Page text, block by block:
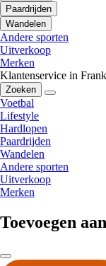
Paardrijden
Wandelen
Andere sporten
Uitverkoop
Merken
Klantenservice in
Zoeken
Voetbal
Lifestyle
Hardlopen
Paardrijden
Wandelen
Andere sporten
Uitverkoop
Merken
Toevoegen